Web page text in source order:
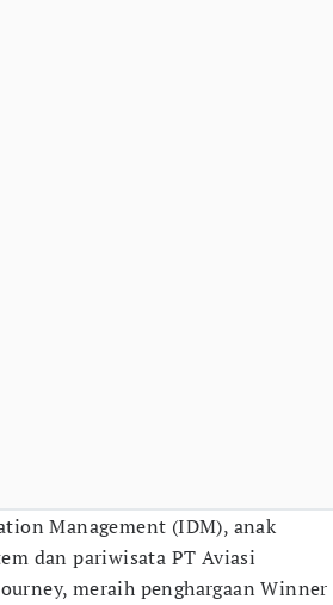
Management (IDM), anak
dan pariwisata PT Aviasi
meraih penghargaan Winner